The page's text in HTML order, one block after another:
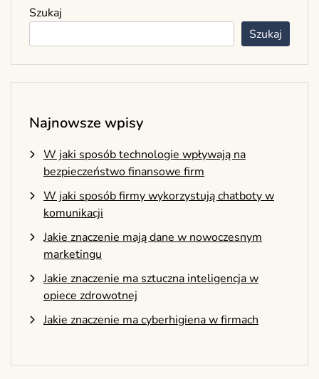
Szukaj
Szukaj
Najnowsze wpisy
W jaki sposób technologie wpływają na
bezpieczeństwo finansowe firm
W jaki sposób firmy wykorzystują chatboty w
komunikacji
Jakie znaczenie mają dane w nowoczesnym
marketingu
Jakie znaczenie ma sztuczna inteligencja w
opiece zdrowotnej
Jakie znaczenie ma cyberhigiena w firmach